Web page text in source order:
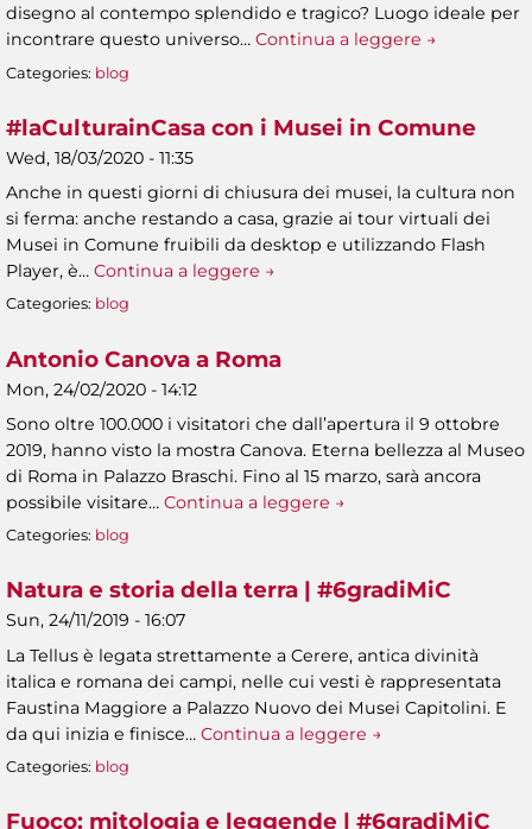
disegno al contempo splendido e tragico? Luogo ideale per
incontrare questo universo… Continua a leggere →
Categories: blog
#laCulturainCasa con i Musei in Comune
Wed, 18/03/2020 - 11:35
Anche in questi giorni di chiusura dei musei, la cultura non
si ferma: anche restando a casa, grazie ai tour virtuali dei
Musei in Comune fruibili da desktop e utilizzando Flash
Player, è… Continua a leggere →
Categories: blog
Antonio Canova a Roma
Mon, 24/02/2020 - 14:12
Sono oltre 100.000 i visitatori che dall’apertura il 9 ottobre
2019, hanno visto la mostra Canova. Eterna bellezza al Museo
di Roma in Palazzo Braschi. Fino al 15 marzo, sarà ancora
possibile visitare… Continua a leggere →
Categories: blog
Natura e storia della terra | #6gradiMiC
Sun, 24/11/2019 - 16:07
La Tellus è legata strettamente a Cerere, antica divinità
italica e romana dei campi, nelle cui vesti è rappresentata
Faustina Maggiore a Palazzo Nuovo dei Musei Capitolini. E
da qui inizia e finisce… Continua a leggere →
Categories: blog
Fuoco: mitologia e leggende | #6gradiMiC